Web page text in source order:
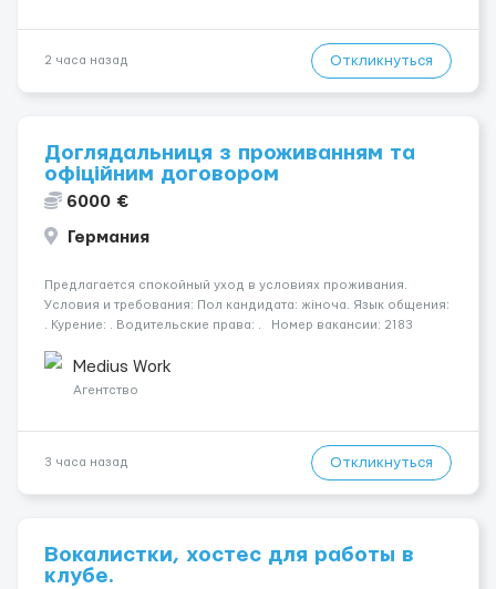
2 часа назад Откликнуться
Доглядальниця з проживанням та
офіційним договором
6000 €
Германия
Предлагается спокойный уход в условиях проживания.
Условия и требования: Пол кандидата: жіноча. Язык общения:
. Курение: . Водительские права: . Номер вакансии: 2183
Укр...Medius Work
Агентство
3 часа назад Откликнуться
Вокалистки, хостес для работы в
клубе.